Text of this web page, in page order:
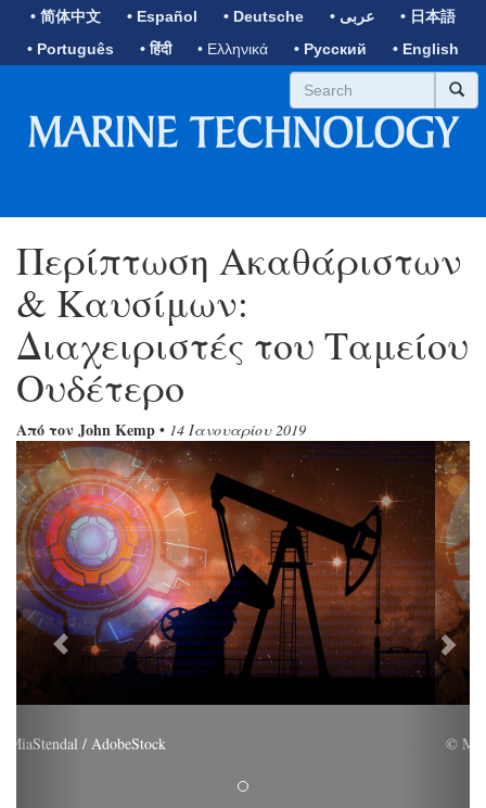
• 简体中文 • Español • Deutsche • عربى
• 日本語
• Português
• हिंदी • Ελληνικά • Русский • English
Περίπτωση Ακαθάριστων
& Καυσίμων:
Διαχειριστές του Ταμείου
Ουδέτερο
Από τον John Kemp • 14 Ιανουαρίου 2019
© MiaStendal / AdobeStock
Previous Next